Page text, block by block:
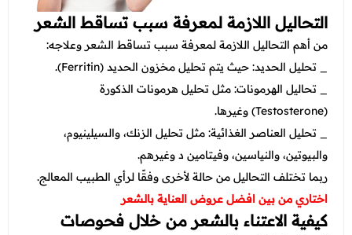
التحاليل اللازمة لمعرفة سبب تساقط الشعر
من أهم التحاليل اللازمة لمعرفة سبب تساقط الشعر وعلاجه:
_ تحليل الحديد: حيث يتم تحليل مخزون الحديد (Ferritin).
_ تحاليل الهرمونات: مثل تحليل هرمونات الذكورة
_ تحليل العناصر الغذائية: مثل تحليل الزنك، والسيلينيوم،
والبيوتين، والنياسين، وفيتامين د وغيرهم.
ربما تختلف التحاليل من حالة لأخرى وفقًا لرأي الطبيب المعالج.
اختاري من بين افضل عروض العناية بالشعر
كيفية الاعتناء بالشعر من خلال فحوصات